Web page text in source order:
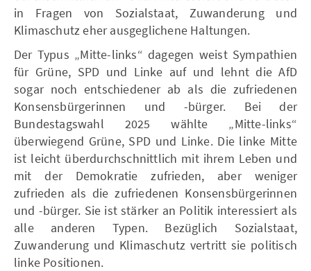
in Fragen von Sozialstaat, Zuwanderung und
Klimaschutz eher ausgeglichene Haltungen.
Der Typus „Mitte-links“ dagegen weist Sympathien
für Grüne, SPD und Linke auf und lehnt die AfD
sogar noch entschiedener ab als die zufriedenen
Konsensbürgerinnen und -bürger. Bei der
Bundestagswahl 2025 wählte „Mitte-links“
überwiegend Grüne, SPD und Linke. Die linke Mitte
ist leicht überdurchschnittlich mit ihrem Leben und
mit der Demokratie zufrieden, aber weniger
zufrieden als die zufriedenen Konsensbürgerinnen
und -bürger. Sie ist stärker an Politik interessiert als
alle anderen Typen. Bezüglich Sozialstaat,
Zuwanderung und Klimaschutz vertritt sie politisch
linke Positionen.